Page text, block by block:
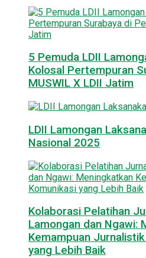
5 Pemuda LDII
Kolosal Pertempuran
MUSWIL X LDII Jatim
LDII Lamongan
Nasional 2025
Kolaborasi Pelatihan
Lamongan dan Ngawi:
Kemampuan
yang Lebih Baik